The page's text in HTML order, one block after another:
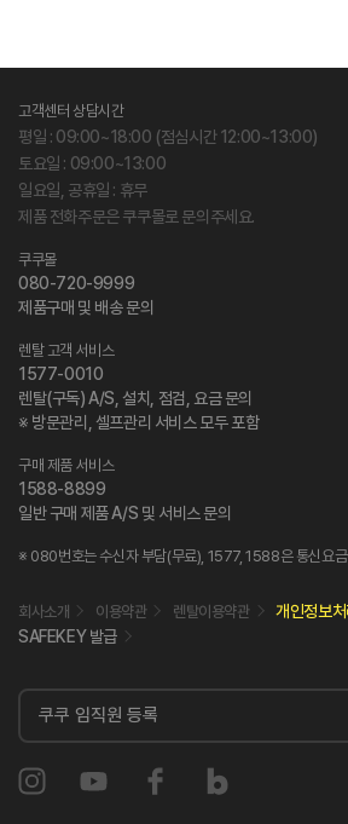
고객센터 상담시간
평일 : 09:00~18:00 (점심시간 12:00~13:00)
토요일 : 09:00~13:00
일요일, 공휴일 : 휴무
제품 전화주문은 쿠쿠몰로 문의주세요.
쿠쿠몰
080-720-9999
제품구매 및 배송 문의
렌탈 고객 서비스
1577-0010
렌탈(구독) A/S, 설치, 점검, 요금 문의
※ 방문관리, 셀프관리 서비스 모두 포함
구매 제품 서비스
1588-8899
일반 구매 제품 A/S 및 서비스 문의
※ 080번호는 수신자 부담(무료), 1577, 1588은 통신요금
회사소개 이용약관 렌탈이용약관
개인정보
SAFEKEY 발급